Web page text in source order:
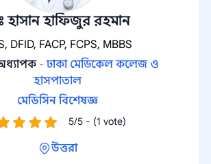
হাসান হাফিজুর রহমান
DFID, FACP, FCPS, MBBS
-ঢাকা মেডিকেল কলেজ ও
হাসপাতাল
মেডিসিন বিশেষজ্ঞ
5/5 - (1 vote)
উত্তরা